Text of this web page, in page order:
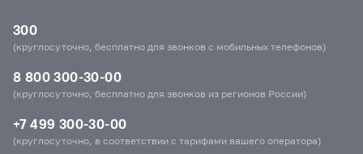
300
(круглосуточно, бесплатно для звонков с мобильных телефонов)
8 800 300-30-00
(круглосуточно, бесплатно для звонков из регионов России)
+7 499 300-30-00
(круглосуточно, в соответствии с тарифами вашего оператора)